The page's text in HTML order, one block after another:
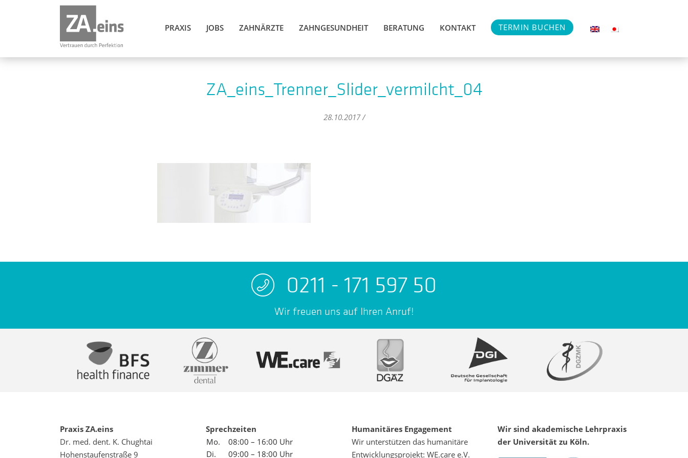
PRAXIS JOBS ZAHNÄRZTE ZAHNGESUNDHEIT BERATUNG KONTAKT TERMIN BUCHEN
ZA_eins_Trenner_Slider_vermilcht_04
28.10.2017 /
0211 - 171 597 50
Wir freuen uns auf Ihren Anruf!
Praxis ZA.eins
Dr. med. dent. K. Chughtai
Hohenstaufenstraße 9
Sprechzeiten
Mo.
08:00 – 16:00 Uhr
Di.
09:00 – 18:00 Uhr
Humanitäres Engagement
Wir unterstützen das humanitäre
Entwicklungsprojekt: WE.care e.V.
Wir sind akademische Lehrpraxis
der Universität zu Köln.